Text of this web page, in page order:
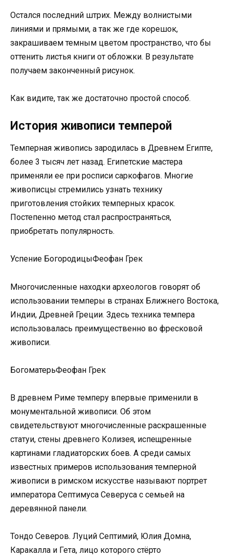
Остался последний штрих. Между волнистыми
линиями и прямыми, а так же где корешок,
закрашиваем темным цветом пространство, что бы
оттенить листья книги от обложки. В результате
получаем законченный рисунок.
Как видите, так же достаточно простой способ.
История живописи темперой
Темперная живопись зародилась в Древнем Египте,
более 3 тысяч лет назад. Египетские мастера
применяли ее при росписи саркофагов. Многие
живописцы стремились узнать технику
приготовления стойких темперных красок.
Постепенно метод стал распространяться,
приобретать популярность.
Успение БогородицыФеофан Грек
Многочисленные находки археологов говорят об
использовании темперы в странах Ближнего Востока,
Индии, Древней Греции. Здесь техника темпера
использовалась преимущественно во фресковой
живописи.
БогоматерьФеофан Грек
В древнем Риме темперу впервые применили в
монументальной живописи. Об этом
свидетельствуют многочисленные раскрашенные
статуи, стены древнего Колизея, испещренные
картинами гладиаторских боев. А среди самых
известных примеров использования темперной
живописи в римском искусстве называют портрет
императора Септимуса Северуса с семьей на
деревянной панели.
Тондо Северов. Луций Септимий, Юлия Домна,
Каракалла и Гета, лицо которого стёрто